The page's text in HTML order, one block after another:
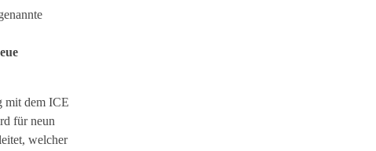
mit dem ICE
für neun
welcher